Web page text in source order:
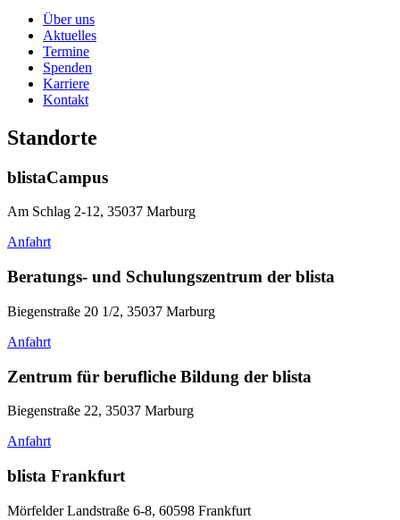
Über uns
Aktuelles
Termine
Spenden
Karriere
Kontakt
Standorte
blistaCampus
Am Schlag 2-12, 35037 Marburg
Anfahrt
Beratungs- und Schulungszentrum der blista
Biegenstraße 20 1/2, 35037 Marburg
Anfahrt
Zentrum für berufliche Bildung der blista
Biegenstraße 22, 35037 Marburg
Anfahrt
blista Frankfurt
Mörfelder Landstraße 6-8, 60598 Frankfurt